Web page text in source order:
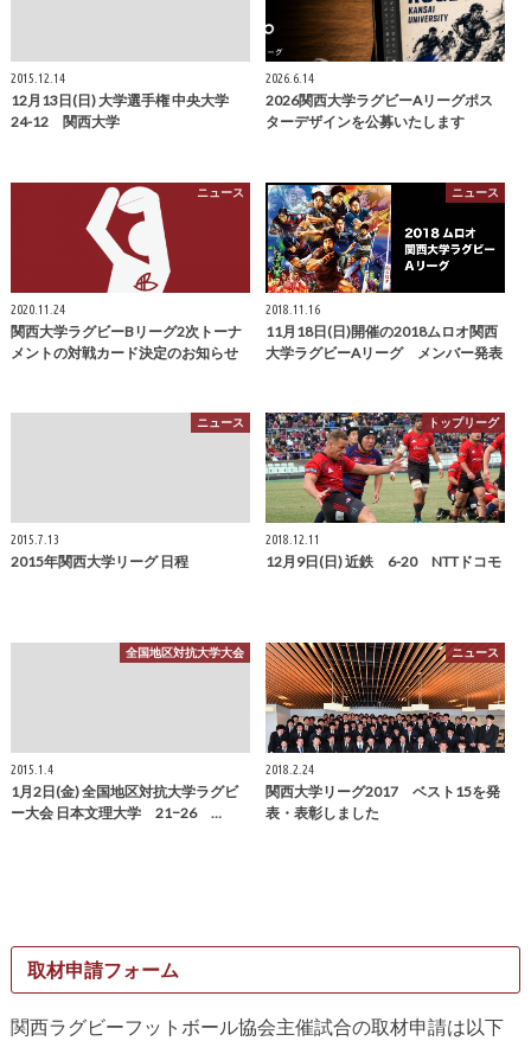
2015.12.14
12月13日(日) 大学選手権 中央大学
24-12 関西大学
2026.6.14
2026関西大学ラグビーAリーグポス
ターデザインを公募いたします
ニュース
2020.11.24
関西大学ラグビーBリーグ2次トーナ
メントの対戦カード決定のお知らせ
ニュース
2018.11.16
11月18日(日)開催の2018ムロオ関西
大学ラグビーAリーグ メンバー発表
ニュース
2015.7.13
2015年関西大学リーグ 日程
トップリーグ
2018.12.11
12月9日(日) 近鉄 6-20 NTTドコモ
全国地区対抗大学大会
2015.1.4
1月2日(金) 全国地区対抗大学ラグビ
ー大会 日本文理大学 21−26 …
ニュース
2018.2.24
関西大学リーグ2017 ベスト15を発
表・表彰しました
取材申請フォーム
関西ラグビーフットボール協会主催試合の取材申請は以下